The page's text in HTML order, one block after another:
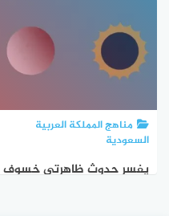
مناهج المملكة العربية
السعودية
يفسر حدوث ظاهرتي خسوف